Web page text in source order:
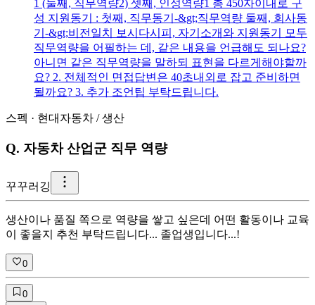
1 (둘째, 직무역량2) 셋째, 인성역량1 총 450자이내로 구
성 지원동기 : 첫째, 직무동기-&gt;직무역량 둘째, 회사동
기-&gt;비전일치 보시다시피, 자기소개와 지원동기 모두
직무역량을 어필하는 데, 같은 내용을 언급해도 되나요?
아니면 같은 직무역량을 말하되 표현을 다르게해야할까
요? 2. 전체적인 면접답변은 40초내외로 잡고 준비하면
될까요? 3. 추가 조언팁 부탁드립니다.
스펙 · 현대자동차 /생산
Q. 자동차 산업군 직무 역량
꾸꾸러깅
생산이나 품질 쪽으로 역량을 쌓고 싶은데 어떤 활동이나 교육
이 좋을지 추천 부탁드립니다... 졸업생입니다...!
0
0